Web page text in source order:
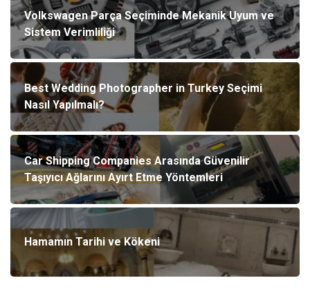
Volkswagen Parça Seçiminde Mekanik Uyum ve
Sistem Verimliliği
Best Wedding Photographer in Turkey Seçimi
Nasıl Yapılmalı?
Car Shipping Companies Arasında Güvenilir
Taşıyıcı Ağlarını Ayırt Etme Yöntemleri
Hamamın Tarihi ve Kökeni